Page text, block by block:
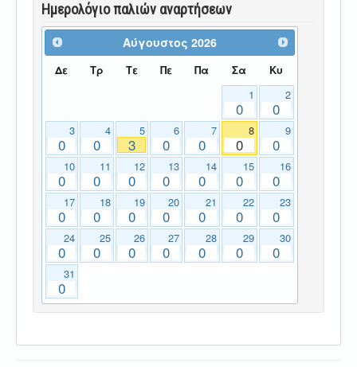
Ημερολόγιο παλιών αναρτήσεων
Αύγουστος 2026
Δε Τρ Τε Πε Πα Σα Κυ
1
0
2
0
3
0
4
0
5
3
6
0
7
0
8
0
9
0
10
0
11
0
12
0
13
0
14
0
15
0
16
0
17
0
18
0
19
0
20
0
21
0
22
0
23
0
24
0
25
0
26
0
27
0
28
0
29
0
30
0
31
0